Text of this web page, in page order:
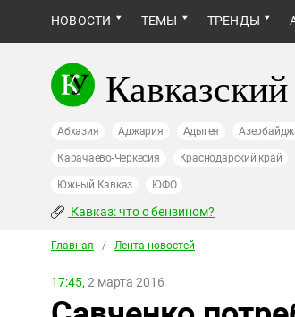
НОВОСТИ ТЕМЫ ТРЕНДЫ
Абхазия Аджария Адыгея
Карачаево-Черкесия Краснодарский край
Южный Кавказ ЮФО
Кавказ: что с бензином?
Главная / Лента новостей
17:45, 2 марта 2016